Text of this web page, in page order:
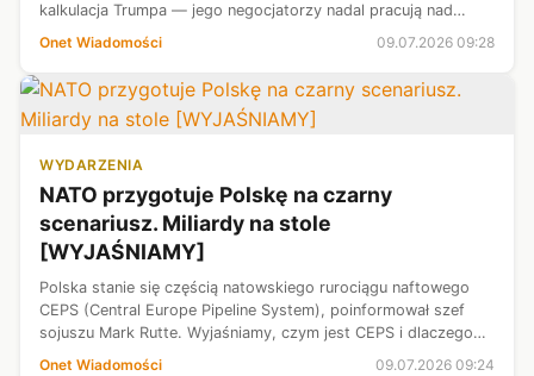
kalkulacja Trumpa — jego negocjatorzy nadal pracują nad
porozumieniem, którego pilnie potrzebują obie strony. W
Onet Wiadomości 09.07.2026 09:28
WYDARZENIA
NATO przygotuje Polskę na czarny
scenariusz. Miliardy na stole
[WYJAŚNIAMY]
Polska stanie się częścią natowskiego rurociągu naftowego
CEPS (Central Europe Pipeline System), poinformował szef
sojuszu Mark Rutte. Wyjaśniamy, czym jest CEPS i dlaczego
jest to tak ważna decyzja dla naszego kraju.
Onet Wiadomości 09.07.2026 09:24